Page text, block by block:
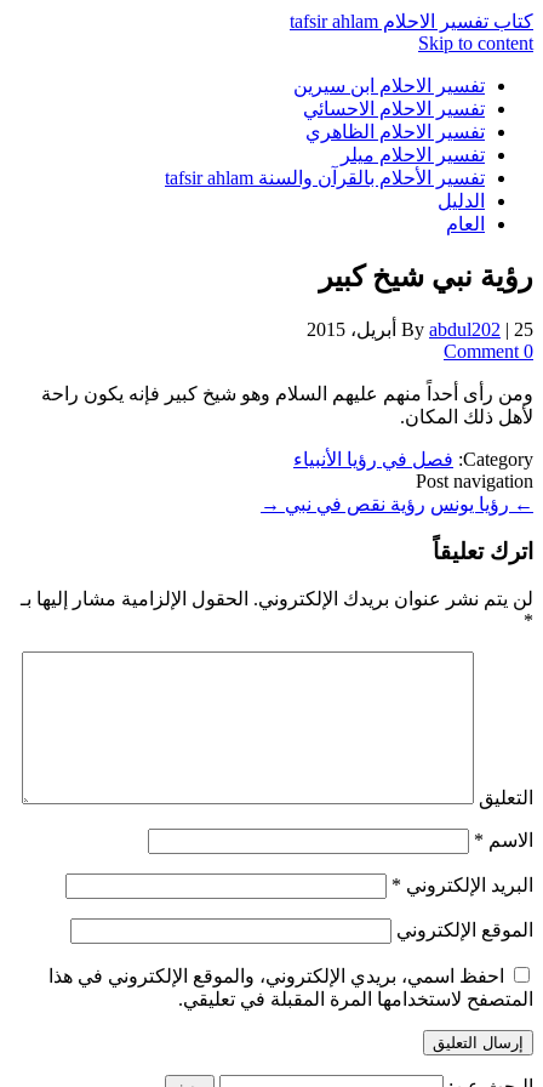
كتاب تفسير الاحلام tafsir ahlam
Skip to content
تفسير الاحلام ابن سيرين
تفسير الاحلام الاحسائي
تفسير الاحلام الظاهري
تفسير الاحلام ميلر
تفسير الأحلام بالقرآن والسنة tafsir ahlam
الدليل
العام
رؤية نبي شيخ كبير
By abdul202 | 25 أبريل، 2015
0 Comment
ومن رأى أحداً منهم عليهم السلام وهو شيخ كبير فإنه يكون راحة
لأهل ذلك المكان.
Category: فصل في رؤيا الأنبياء
Post navigation
← رؤيا يونس رؤية نقص في نبي →
اترك تعليقاً
لن يتم نشر عنوان بريدك الإلكتروني. الحقول الإلزامية مشار إليها بـ
*
التعليق
الاسم *
البريد الإلكتروني *
الموقع الإلكتروني
احفظ اسمي، بريدي الإلكتروني، والموقع الإلكتروني في هذا
المتصفح لاستخدامها المرة المقبلة في تعليقي.